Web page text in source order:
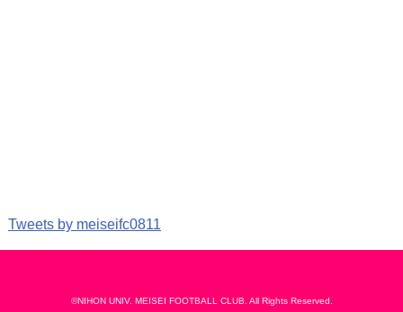
Tweets by meiseifc0811
©NIHON UNIV. MEISEI FOOTBALL CLUB. All Rights Reserved.